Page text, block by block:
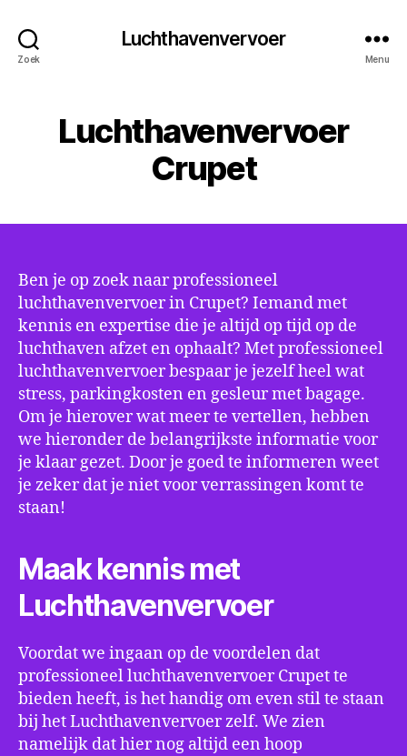
Zoek
Luchthavenvervoer
Menu
Luchthavenvervoer
Crupet
Ben je op zoek naar professioneel
luchthavenvervoer in Crupet? Iemand met
kennis en expertise die je altijd op tijd op de
luchthaven afzet en ophaalt? Met professioneel
luchthavenvervoer bespaar je jezelf heel wat
stress, parkingkosten en gesleur met bagage.
Om je hierover wat meer te vertellen, hebben
we hieronder de belangrijkste informatie voor
je klaar gezet. Door je goed te informeren weet
je zeker dat je niet voor verrassingen komt te
staan!
Maak kennis met
Luchthavenvervoer
Voordat we ingaan op de voordelen dat
professioneel luchthavenvervoer Crupet te
bieden heeft, is het handig om even stil te staan
bij het Luchthavenvervoer zelf. We zien
namelijk dat hier nog altijd een hoop